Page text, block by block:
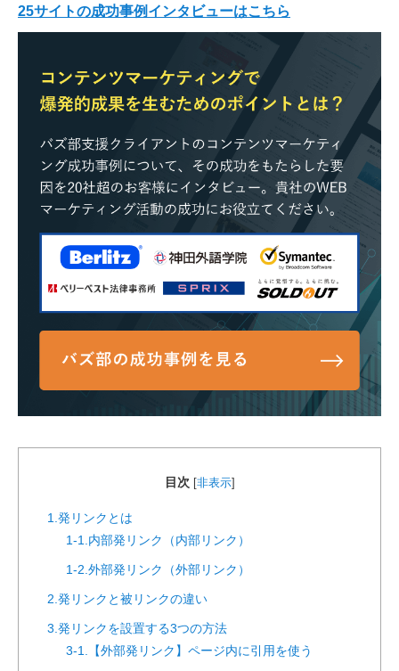
25サイトの成功事例インタビューはこちら
目次 [非表示]
1.発リンクとは
1-1.内部発リンク（内部リンク）
1-2.外部発リンク（外部リンク）
2.発リンクと被リンクの違い
3.発リンクを設置する3つの方法
3-1.【外部発リンク】ページ内に引用を使う